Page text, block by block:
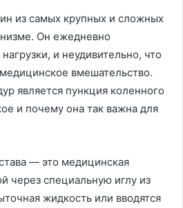
из самых крупных и сложных
Он ежедневно
и неудивительно, что
вмешательство.
является пункция коленного
и почему она так важна для
— это медицинская
через специальную иглу из
жидкость или вводятся